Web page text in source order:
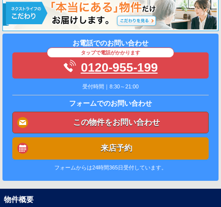
お電話でのお問い合わせ
タップで電話がかかります
0120-955-199
受付時間｜8:30～21:00
フォームでのお問い合わせ
この物件をお問い合わせ
来店予約
フォームからは24時間365日受付しています。
物件概要